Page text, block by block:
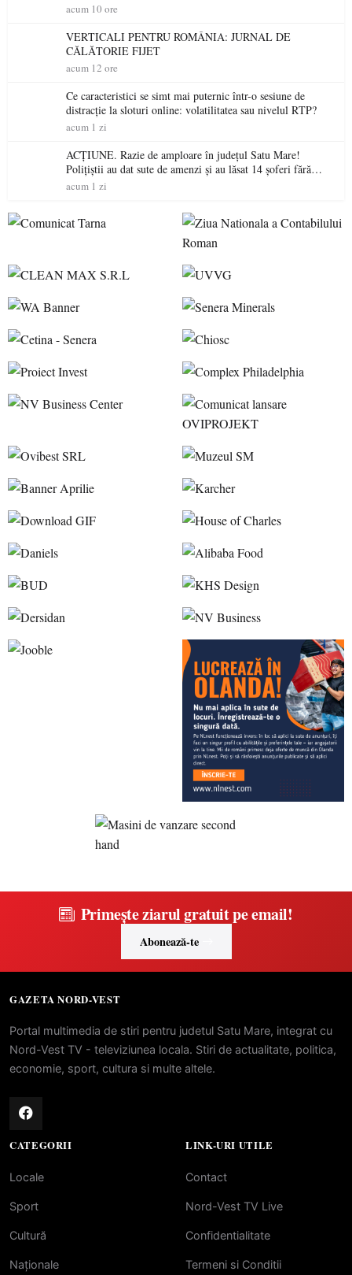
acum 10 ore
VERTICALI PENTRU ROMÂNIA: JURNAL DE
CĂLĂTORIE FIJET
acum 12 ore
Ce caracteristici se simt mai puternic într-o sesiune de
distracție la sloturi online: volatilitatea sau nivelul RTP?
acum 1 zi
ACȚIUNE. Razie de amploare în județul Satu Mare!
Polițiștii au dat sute de amenzi și au lăsat 14 șoferi fără
permis într-o singură zi
acum 1 zi
Primește ziarul gratuit pe email!
Abonează-te
GAZETA NORD-VEST
Portal multimedia de stiri pentru judetul Satu Mare, integrat cu
Nord-Vest TV - televiziunea locala. Stiri de actualitate, politica,
economie, sport, cultura si multe altele.
CATEGORII
Locale
Sport
Cultură
Naționale
LINK-URI UTILE
Contact
Nord-Vest TV Live
Confidentialitate
Termeni si Conditii